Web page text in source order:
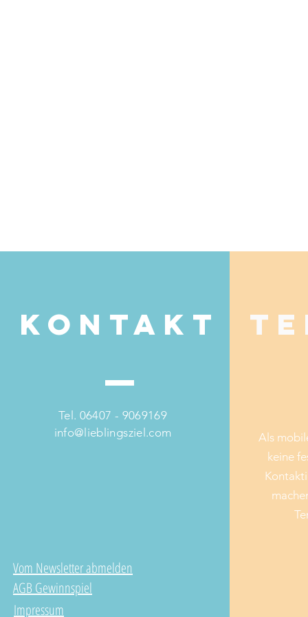
Kontakt
Tel. 06407 - 9069169
info@lieblingsziel.com
Vom Newsletter abmelden
AGB Gewinnspiel
Impressum
Als
keine